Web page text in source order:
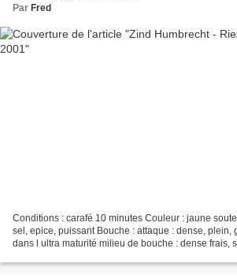
Par Fred
Conditions : carafé 10 minutes Couleur : jaune
sel, epice, puissant Bouche : attaque : dense, plein,
dans l ultra maturité milieu de bouche : dense frais,